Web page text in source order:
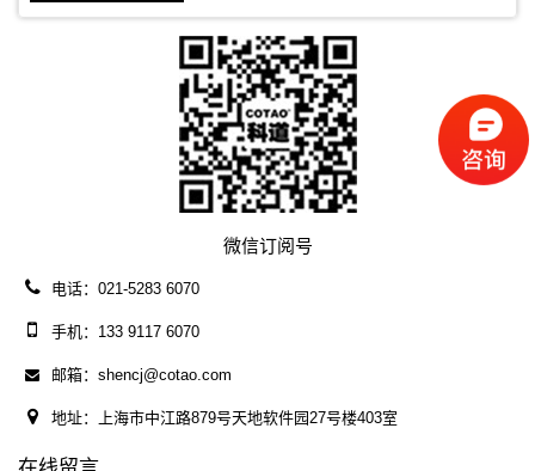
微信订阅号
电话：021-5283 6070
手机：133 9117 6070
邮箱：shencj@cotao.com
地址：上海市中江路879号天地软件园27号楼403室